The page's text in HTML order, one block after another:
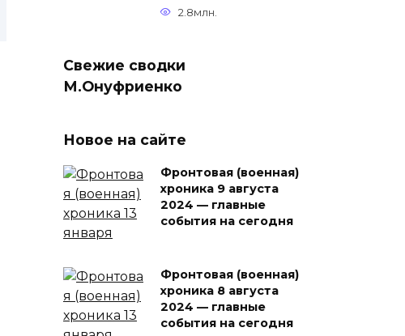
2.8млн.
Свежие сводки
М.Онуфриенко
Новое на сайте
Фронтовая (военная)
хроника 9 августа
2024 — главные
события на сегодня
Фронтовая (военная)
хроника 8 августа
2024 — главные
события на сегодня